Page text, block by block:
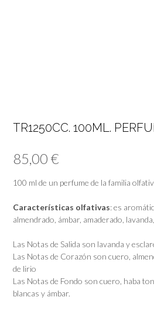
TR1250CC. 100ML.
85,00 €
100 ml de un perfume de la familia
Características olfativas: es
almendrado, ámbar, amaderado,
Las Notas de Salida son lavanda y
Las Notas de Corazón son cuero,
de lirio
Las Notas de Fondo son cuero, haba
blancas y ámbar.